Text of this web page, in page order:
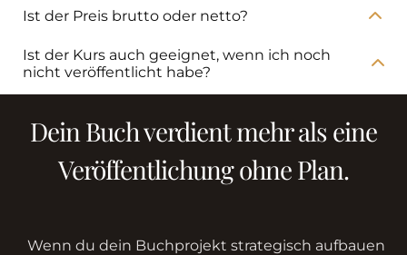
spät verstehen.
Ist der Preis brutto oder netto?
Ist der Kurs auch geeignet, wenn ich noch
nicht veröffentlicht habe?
Ja, sogar besonders dann. So kannst du
überhaupt machst.
Dein Buch verdient mehr als eine
Veröffentlichung ohne Plan.
Wenn du dein Buchprojekt strategisch aufbauen